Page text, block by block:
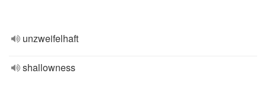
unzweifelhaft
shallowness